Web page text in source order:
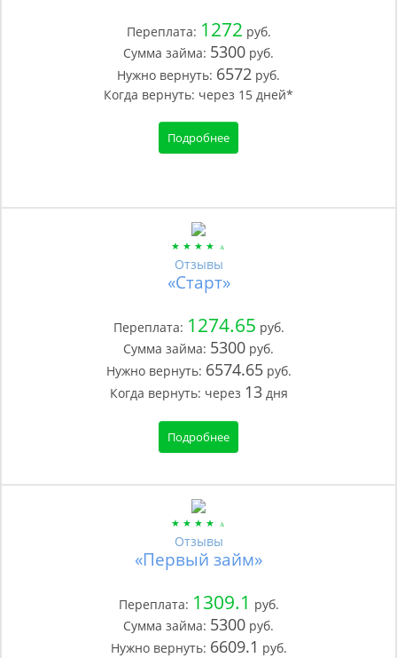
Переплата: 1272 руб.
Сумма займа: 5300 руб.
Нужно вернуть: 6572 руб.
Когда вернуть: через 15 дней*
Подробнее
Отзывы
«Старт»
Переплата: 1274.65 руб.
Сумма займа: 5300 руб.
Нужно вернуть: 6574.65руб.
Когда вернуть: через 13дня
Подробнее
Отзывы
«Первый займ»
Переплата: 1309.1 руб.
Сумма займа: 5300 руб.
Нужно вернуть: 6609.1 руб.